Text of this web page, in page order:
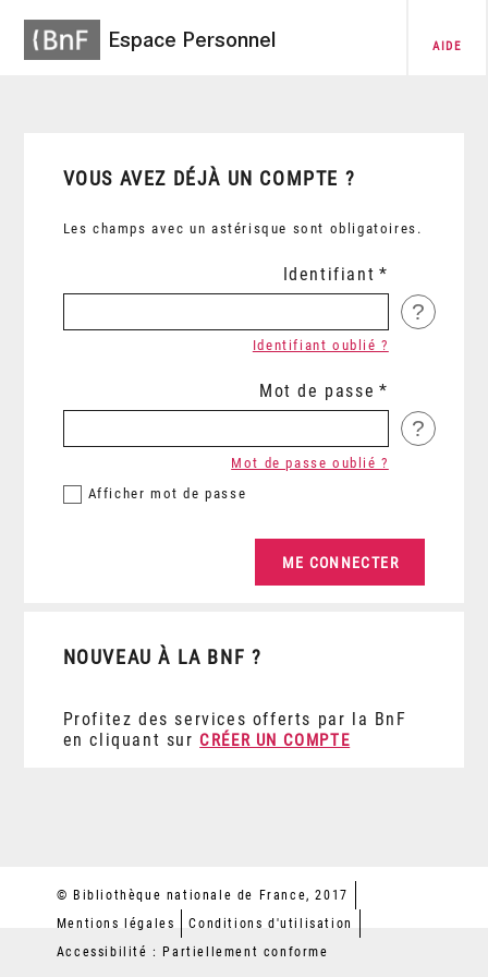
Espace Personnel AIDE
VOUS AVEZ DÉJÀ UN COMPTE ?
Les champs avec un astérisque sont obligatoires.
Identifiant
?
Identifiant oublié ?
Mot de passe
?
Afficher mot de passe
Mot de passe oublié ?
NOUVEAU À LA BNF ?
Profitez des services offerts par la BnF
en cliquant sur CRÉER UN COMPTE
© Bibliothèque nationale de France, 2017
Mentions légales
Conditions d'utilisation
Accessibilité : Partiellement conforme